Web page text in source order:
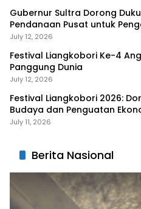
Gubernur Sultra Dorong
Pendanaan Pusat untuk
Liangkobhori
July 12, 2026
Festival Liangkobori Ke-4
Panggung Dunia
July 12, 2026
Festival Liangkobori 2026:
Budaya dan Penguatan
July 11, 2026
Berita Nasional